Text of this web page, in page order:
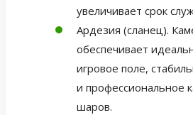
увеличивает срок
Ардезия (сланец).
обеспечивает
игровое поле,
и профессиональное
шаров.